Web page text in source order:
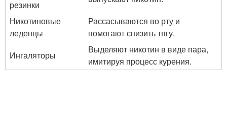
резинки
Никотиновые
леденцы
Рассасываются во рту и
помогают снизить тягу.
Ингаляторы
Выделяют никотин в виде пара,
имитируя процесс курения.